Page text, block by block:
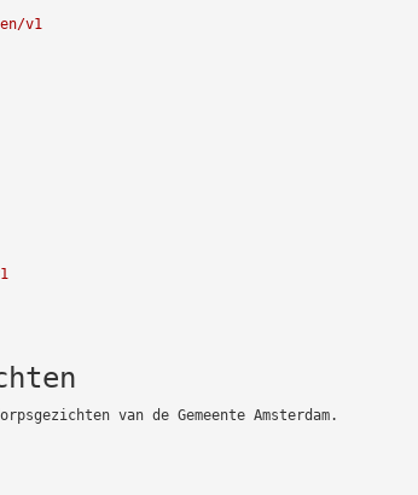
v1
van de Gemeente Amsterdam.